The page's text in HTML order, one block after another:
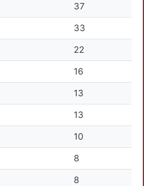
37
33
22
16
13
13
10
8
8